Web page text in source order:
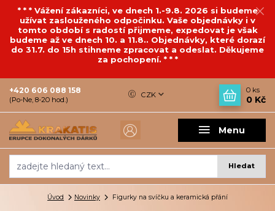
* * * Vážení zákazníci, ve dnech 1.-9.8. 2026 si budeme
užívat zaslouženého odpočinku. Vaše objednávky i v
tomto období s radostí přijmeme, expedovat je však
budeme až ve dnech 10. a 11.8.. Objednávky, které dorazí
do 31.7. do 15h stihneme zpracovat a odeslat. Děkujeme
za pochopení. * * *
Menu
CZK
Hledat
+420 606 088 158
(Po-Ne, 8-20 hod.)
0 ks
0 Kč
Úvod Novinky Figurky na svíčku a keramická přání